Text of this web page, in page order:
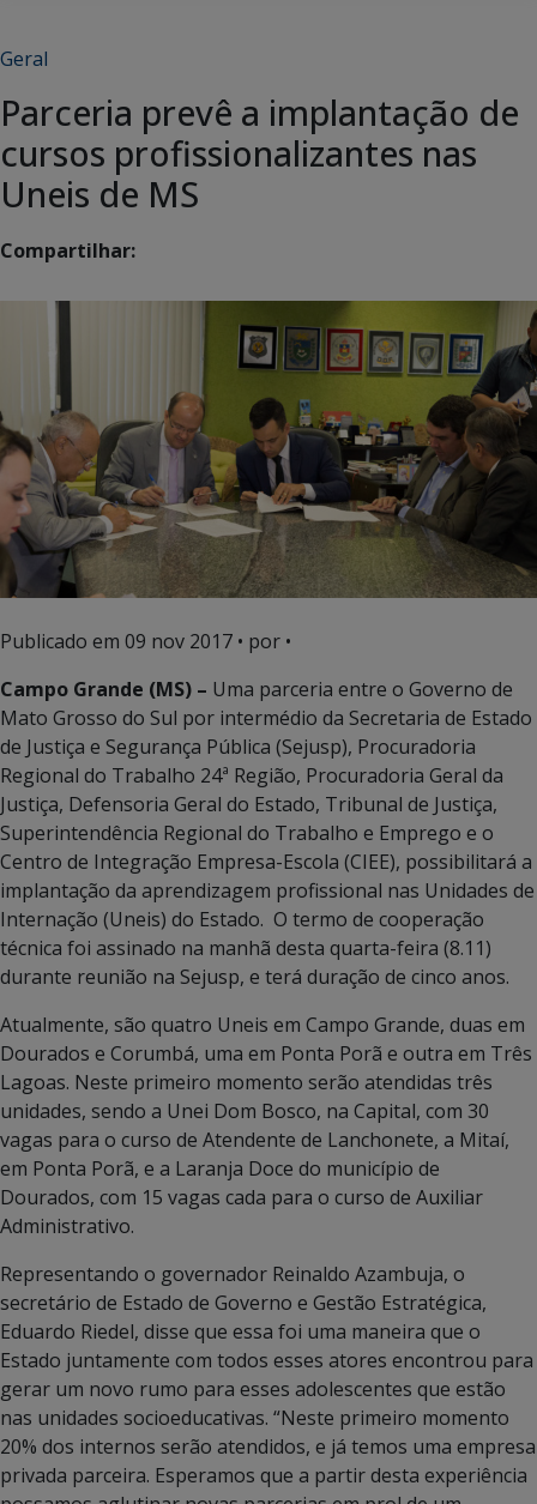
Geral
Parceria prevê a implantação de
cursos profissionalizantes nas
Uneis de MS
Compartilhar:
Publicado em 09 nov 2017 • por •
Campo Grande (MS) – Uma parceria entre o Governo de
Mato Grosso do Sul por intermédio da Secretaria de Estado
de Justiça e Segurança Pública (Sejusp), Procuradoria
Regional do Trabalho 24ª Região, Procuradoria Geral da
Justiça, Defensoria Geral do Estado, Tribunal de Justiça,
Superintendência Regional do Trabalho e Emprego e o
Centro de Integração Empresa-Escola (CIEE), possibilitará a
implantação da aprendizagem profissional nas Unidades de
Internação (Uneis) do Estado. O termo de cooperação
técnica foi assinado na manhã desta quarta-feira (8.11)
durante reunião na Sejusp, e terá duração de cinco anos.
Atualmente, são quatro Uneis em Campo Grande, duas em
Dourados e Corumbá, uma em Ponta Porã e outra em Três
Lagoas. Neste primeiro momento serão atendidas três
unidades, sendo a Unei Dom Bosco, na Capital, com 30
vagas para o curso de Atendente de Lanchonete, a Mitaí,
em Ponta Porã, e a Laranja Doce do município de
Dourados, com 15 vagas cada para o curso de Auxiliar
Administrativo.
Representando o governador Reinaldo Azambuja, o
secretário de Estado de Governo e Gestão Estratégica,
Eduardo Riedel, disse que essa foi uma maneira que o
Estado juntamente com todos esses atores encontrou para
gerar um novo rumo para esses adolescentes que estão
nas unidades socioeducativas. “Neste primeiro momento
20% dos internos serão atendidos, e já temos uma empresa
privada parceira. Esperamos que a partir desta experiência